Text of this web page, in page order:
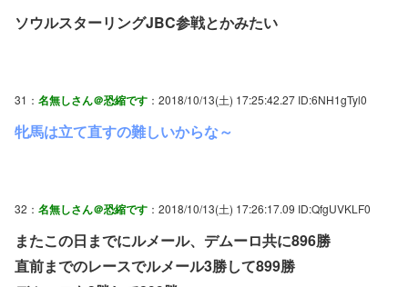
ソウルスターリングJBC参戦とかみたい
31： 名無しさん＠恐縮です ：2018/10/13(土) 17:25:42.27 ID:6NH1gTyl0
牝馬は立て直すの難しいからな～
32： 名無しさん＠恐縮です ：2018/10/13(土) 17:26:17.09 ID:QfgUVKLF0
またこの日までにルメール、デムーロ共に896勝
直前までのレースでルメール3勝して899勝